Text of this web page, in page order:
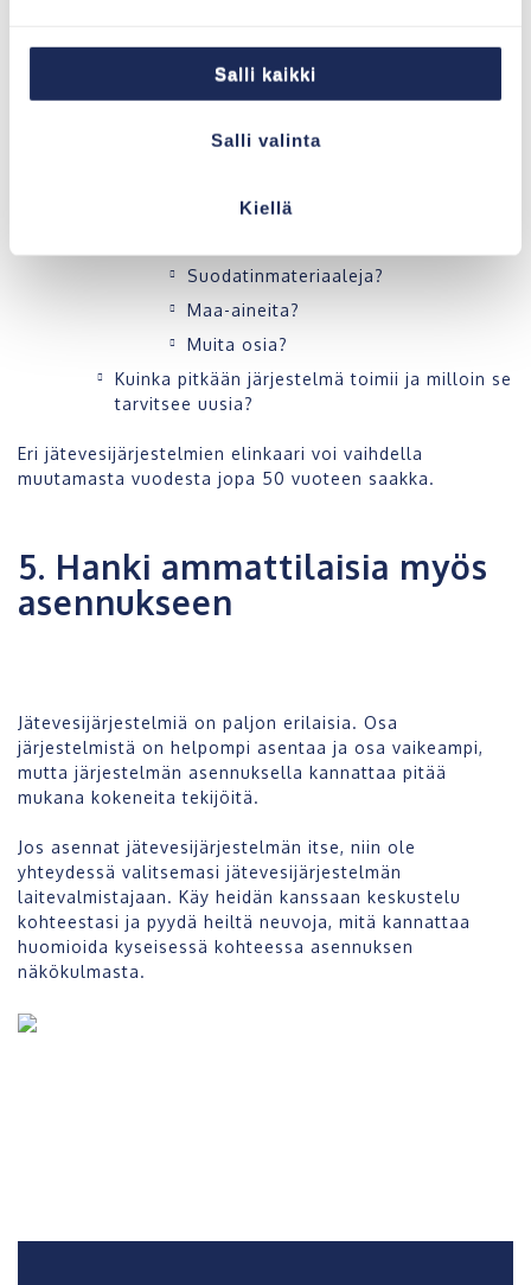
Salli kaikki
Salli valinta
Kiellä
Kuinka paljon huoltotoimenpiteitä
järjestelmä vaatii asentamisen jälkeen?
Suodatinmateriaaleja?
Maa-aineita?
Muita osia?
Kuinka pitkään järjestelmä toimii ja milloin se
tarvitsee uusia?
Eri jätevesijärjestelmien elinkaari voi vaihdella
muutamasta vuodesta jopa 50 vuoteen saakka.
5. Hanki ammattilaisia myös
asennukseen
Jätevesijärjestelmiä on paljon erilaisia. Osa
järjestelmistä on helpompi asentaa ja osa vaikeampi,
mutta järjestelmän asennuksella kannattaa pitää
mukana kokeneita tekijöitä.
Jos asennat jätevesijärjestelmän itse, niin ole
yhteydessä valitsemasi jätevesijärjestelmän
laitevalmistajaan. Käy heidän kanssaan keskustelu
kohteestasi ja pyydä heiltä neuvoja, mitä kannattaa
huomioida kyseisessä kohteessa asennuksen
näkökulmasta.